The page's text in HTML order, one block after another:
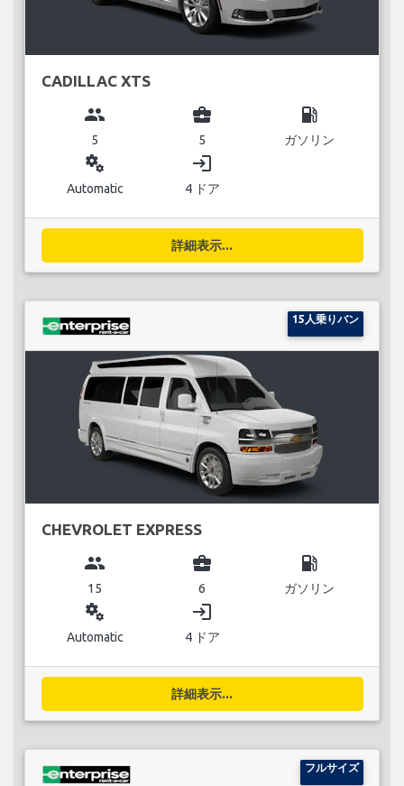
CADILLAC XTS
group
5
business_center
5
local_gas_station
ガソリン
miscellaneous_services
Automatic
login
4 ドア
詳細表示...
15人乗りバン
CHEVROLET EXPRESS
group
15
business_center
6
local_gas_station
ガソリン
miscellaneous_services
Automatic
login
4 ドア
詳細表示...
フルサイズ